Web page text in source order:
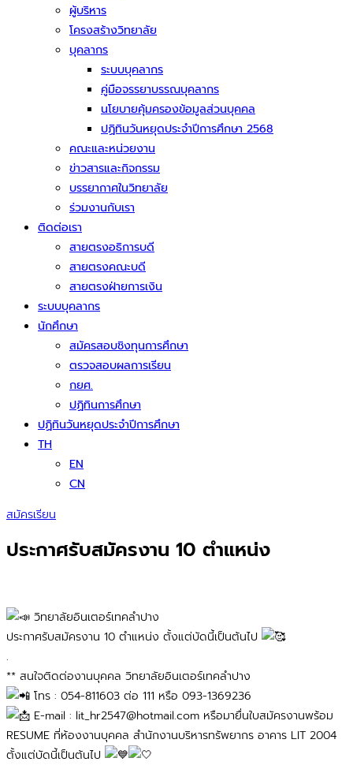
ผู้บริหาร
โครงสร้างวิทยาลัย
บุคลากร
ระบบบุคลากร
คู่มือจรรยาบรรณบุคลากร
นโยบายคุ้มครองข้อมูลส่วนบุคคล
ปฏิทินวันหยุดประจำปีการศึกษา 2568
คณะและหน่วยงาน
ข่าวสารและกิจกรรม
บรรยากาศในวิทยาลัย
ร่วมงานกับเรา
ติดต่อเรา
สายตรงอธิการบดี
สายตรงคณะบดี
สายตรงฝ่ายการเงิน
ระบบบุคลากร
นักศึกษา
สมัครสอบชิงทุนการศึกษา
ตรวจสอบผลการเรียน
กยศ.
ปฏิทินการศึกษา
ปฏิทินวันหยุดประจำปีการศึกษา
TH
EN
CN
สมัครเรียน
ประกาศรับสมัครงาน 10 ตำแหน่ง
วิทยาลัยอินเตอร์เทคลำปาง
ประกาศรับสมัครงาน 10 ตำแหน่ง ตั้งแต่บัดนี้เป็นต้นไป
.
** สนใจติดต่องานบุคคล วิทยาลัยอินเตอร์เทคลำปาง
โทร : 054-811603 ต่อ 111 หรือ 093-1369236
E-mail : lit_hr2547@hotmail.com หรือมายื่นใบสมัครงานพร้อม
RESUME ที่ห้องงานบุคคล สำนักงานบริหารทรัพยากร อาคาร LIT 2004
ตั้งแต่บัดนี้เป็นต้นไป